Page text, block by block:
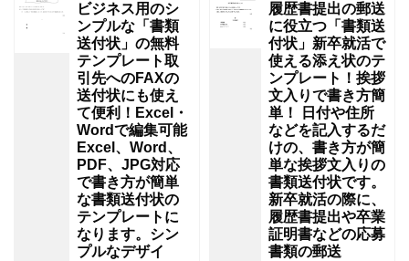
ビジネス用のシ
ンプルな「書類
送付状」の無料
テンプレート取
引先へのFAXの
送付状にも使え
て便利！Excel・
Wordで編集可能
Excel、Word、
PDF、JPG対応
で書き方が簡単
な書類送付状の
テンプレートに
なります。シン
プルなデザイ
履歴書提出の郵送
に役立つ「書類送
付状」新卒就活で
使える添え状のテ
ンプレート！挨拶
文入りで書き方簡
単！ 日付や住所
などを記入するだ
けの、書き方が簡
単な挨拶文入りの
書類送付状です。
新卒就活の際に、
履歴書提出や卒業
証明書などの応募
書類の郵送